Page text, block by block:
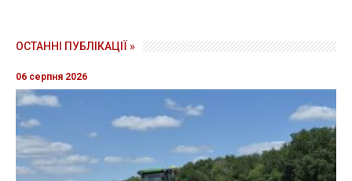
ОСТАННІ ПУБЛІКАЦІЇ »
06 серпня 2026